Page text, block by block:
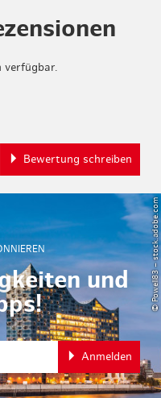
verfügbar.
Bewertung schreiben
und
Anmelden
© Powell83 – stock.adobe.com